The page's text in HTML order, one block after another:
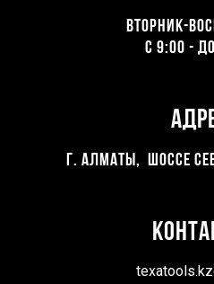
ВТОРНИК-
С 9:00 -
Г. Алматы, Шоссе